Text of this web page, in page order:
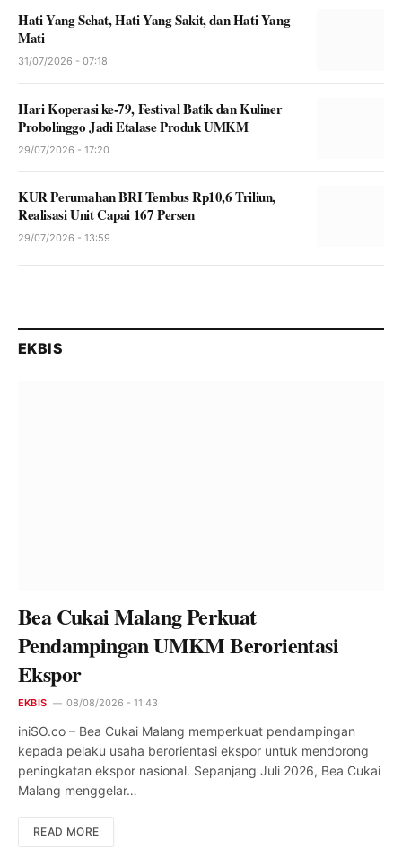
Hati Yang Sehat, Hati Yang Sakit, dan Hati Yang
Mati
31/07/2026 - 07:18
Hari Koperasi ke-79, Festival Batik dan Kuliner
Probolinggo Jadi Etalase Produk UMKM
29/07/2026 - 17:20
KUR Perumahan BRI Tembus Rp10,6 Triliun,
Realisasi Unit Capai 167 Persen
29/07/2026 - 13:59
EKBIS
Bea Cukai Malang Perkuat
Pendampingan UMKM Berorientasi
Ekspor
EKBIS 08/08/2026 - 11:43
iniSO.co – Bea Cukai Malang memperkuat pendampingan
kepada pelaku usaha berorientasi ekspor untuk mendorong
peningkatan ekspor nasional. Sepanjang Juli 2026, Bea Cukai
Malang menggelar…
READ MORE